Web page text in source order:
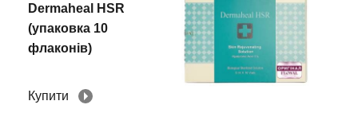
Dermaheal HSR
(упаковка 10
флаконів)
Купити